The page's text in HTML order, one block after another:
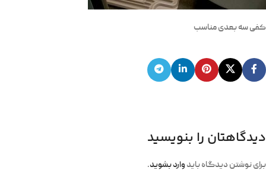
کفی سه بعدی مناسب
دیدگاهتان را بنویسید
برای نوشتن دیدگاه باید وارد بشوید.